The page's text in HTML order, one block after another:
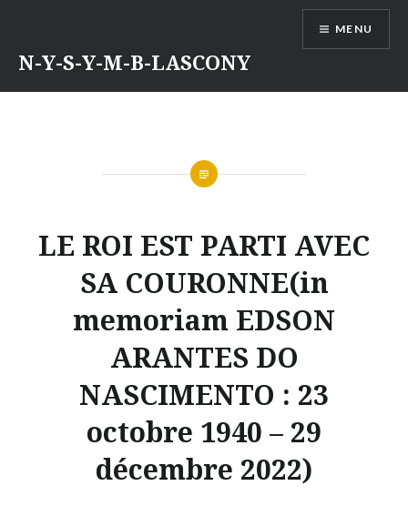
contenu
N-Y-S-Y-M-B-LASCONY
MENU
LE ROI EST PARTI AVEC
SA COURONNE(in
memoriam EDSON
ARANTES DO
NASCIMENTO : 23
octobre 1940 – 29
décembre 2022)